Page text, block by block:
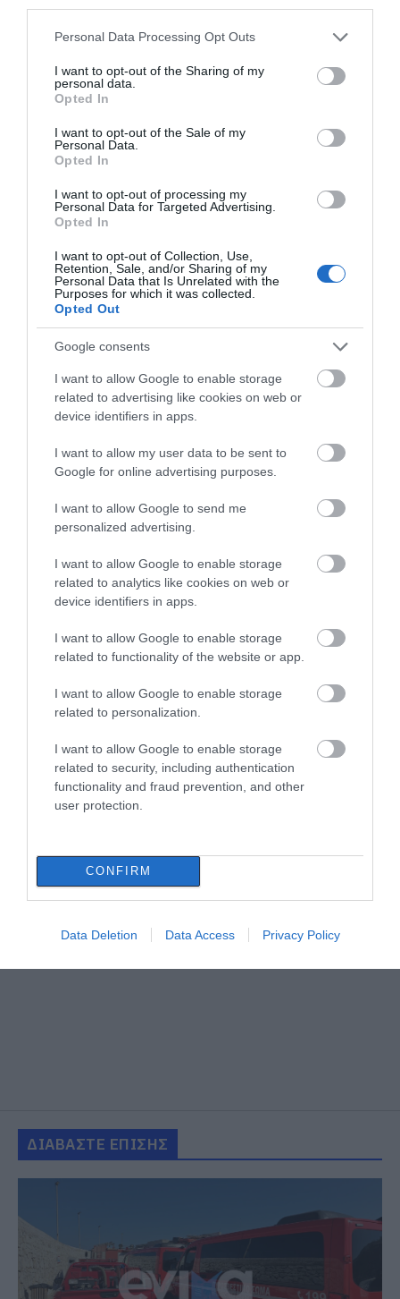
Please note that this website/app uses one or more Google
not limited to your visit or usage behaviour. You may click to
grant or deny consent to Google and its third-party tags to
use your data for below specified purposes in below Google
consent section.
Personal Data Processing Opt Outs
I want to opt-out of the Sharing of my
personal data.
Opted In
I want to opt-out of the Sale of my
Personal Data.
Opted In
I want to opt-out of processing my
Personal Data for Targeted Advertising.
Opted In
I want to opt-out of Collection, Use,
Retention, Sale, and/or Sharing of my
Personal Data that Is Unrelated with the
Purposes for which it was collected.
Opted Out
Google consents
I want to allow Google to enable storage
related to advertising like cookies on web or
device identifiers in apps.
I want to allow my user data to be sent to
Google for online advertising purposes.
I want to allow Google to send me
personalized advertising.
I want to allow Google to enable storage
related to analytics like cookies on web or
device identifiers in apps.
I want to allow Google to enable storage
related to functionality of the website or app.
I want to allow Google to enable storage
related to personalization.
I want to allow Google to enable storage
related to security, including authentication
functionality and fraud prevention, and other
user protection.
CONFIRM
Data Deletion Data Access Privacy Policy
06.08.2026 | 14:45
Πασίγνωστο κοσμηματοπωλείο
έπιασε φωτιά στην Εύβοια
06.08.2026 | 14:45
της Εύβοιας!
06.08.2026 | 14:30
Σε αυτή την περιοχή της Εύβοιας
θα γίνει σήμερα πανηγύρι
06.08.2026 | 14:15
Καμία μόνιμη
πρόσληψη δασκάλων
πάει στην βουλή
Εύβοια: Τέλος στις
παράνομες χωματερές
– Έρχονται πρόστιμα
για όσους πετούν
ογκώδη απορρίμματα
Νέα εποχή για την
Εύβοια: Μονοπάτια
μέσα σε μαγευτικό
Συναγερμός στη
Χαλκίδα: Γυναίκα
έπεσε από την Υψηλή
Γέφυρα
ΔΙΑΒΑΣΤΕ ΕΠΙΣΗΣ